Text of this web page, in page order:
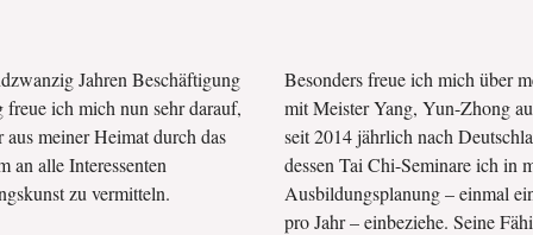
Jahren Beschäftigung
ich mich nun sehr darauf,
meiner Heimat durch das
an alle Interessenten
zu vermitteln.
Besonders freue ich mich über
mit Meister Yang, Yun-Zhong
seit 2014 jährlich nach
dessen Tai Chi-Seminare ich in
Ausbildungsplanung – einmal
pro Jahr – einbeziehe. Seine